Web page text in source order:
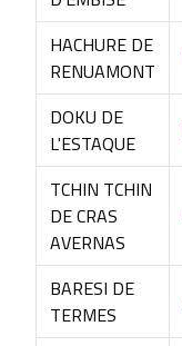
HACHURE DE
RENUAMONT
DOKU DE
L'ESTAQUE
TCHIN TCHIN
DE CRAS
AVERNAS
BARESI DE
TERMES